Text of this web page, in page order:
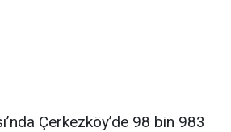
Çerkezköy’de 98 bin 983